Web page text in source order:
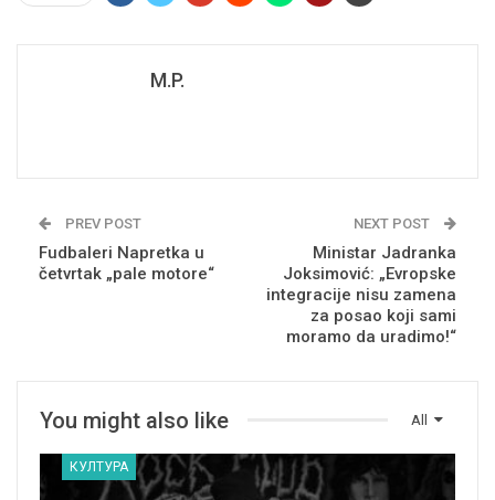
M.P.
PREV POST
Fudbaleri Napretka u
četvrtak „pale motore“
NEXT POST
Ministar Jadranka
Joksimović: „Evropske
integracije nisu zamena
za posao koji sami
moramo da uradimo!“
All
You might also like
КУЛТУРА